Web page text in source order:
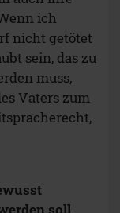
ich
nicht getötet
sein, das zu
muss,
Vaters zum